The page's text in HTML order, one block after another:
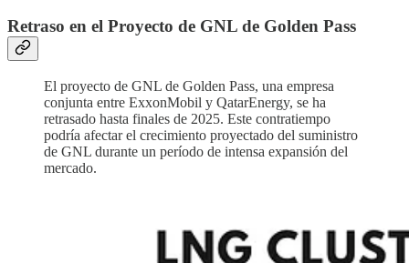
Retraso en el Proyecto de GNL de Golden Pass
El proyecto de GNL de Golden Pass, una empresa
conjunta entre ExxonMobil y QatarEnergy, se ha
retrasado hasta finales de 2025. Este contratiempo
podría afectar el crecimiento proyectado del suministro
de GNL durante un período de intensa expansión del
mercado.